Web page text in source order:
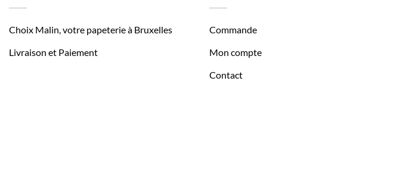
Choix Malin, votre papeterie à Bruxelles
Livraison et Paiement
Commande
Mon compte
Contact